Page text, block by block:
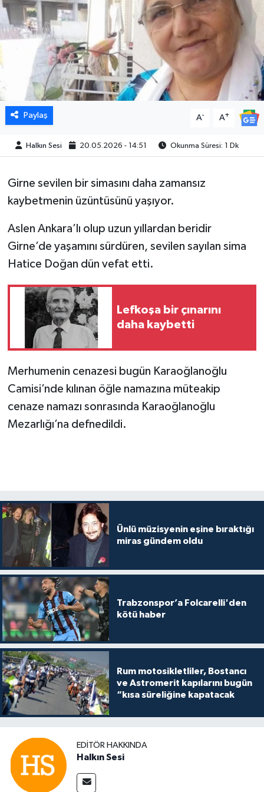
Paylaş A- A+
Halkın Sesi 20.05.2026 - 14:51 Okunma Süresi: 1 Dk
Girne sevilen bir simasını daha zamansız
kaybetmenin üzüntüsünü yaşıyor.
Aslen Ankara’lı olup uzun yıllardan beridir
Girne’de yaşamını sürdüren, sevilen sayılan sima
Hatice Doğan dün vefat etti.
Lefkoşa bir çınarını
daha kaybetti
Merhumenin cenazesi bugün Karaoğlanoğlu
Camisi’nde kılınan öğle namazına müteakip
cenaze namazı sonrasında Karaoğlanoğlu
Mezarlığı’na defnedildi.
Ünlü müzisyenin eşine bıraktığı
miras gündem oldu
Trabzonspor’a Folcarelli'den
kötü haber
Rum motosikletliler, Bostancı
ve Astromerit kapılarını bugün
“kısa süreliğine kapatacak
EDITÖR HAKKINDA
Halkın Sesi